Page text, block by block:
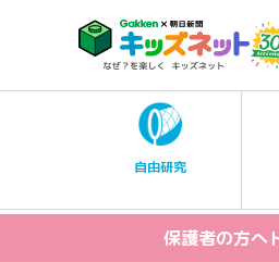
自由研究
保護者の方へ